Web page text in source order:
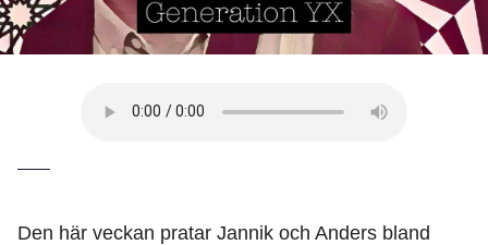
Den här veckan pratar Jannik och Anders bland